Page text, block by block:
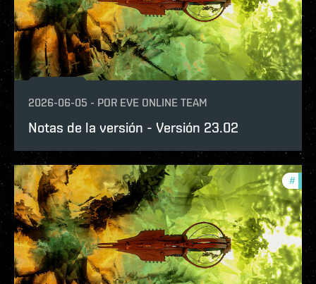
2026-06-05 - POR EVE ONLINE TEAM
Notas de la versión - Versión 23.02
#